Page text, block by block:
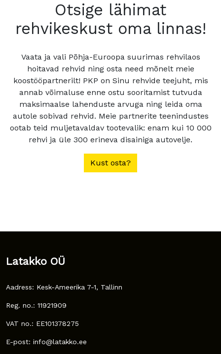
Otsige lähimat
rehvikeskust oma linnas!
Vaata ja vali Põhja-Euroopa suurimas rehvilaos
hoitavad rehvid ning osta need mõnelt meie
koostööpartnerilt! PKP on Sinu rehvide teejuht, mis
annab võimaluse enne ostu sooritamist tutvuda
maksimaalse lahenduste arvuga ning leida oma
autole sobivad rehvid. Meie partnerite teenindustes
ootab teid muljetavaldav tootevalik: enam kui 10 000
rehvi ja üle 300 erineva disainiga autovelje.
Kust osta?
Latakko OÜ
Aadress: Kesk-Ameerika 7-1, Tallinn
Reg. no.: 11921909
VAT no.: EE101378275
E-post: info@latakko.ee